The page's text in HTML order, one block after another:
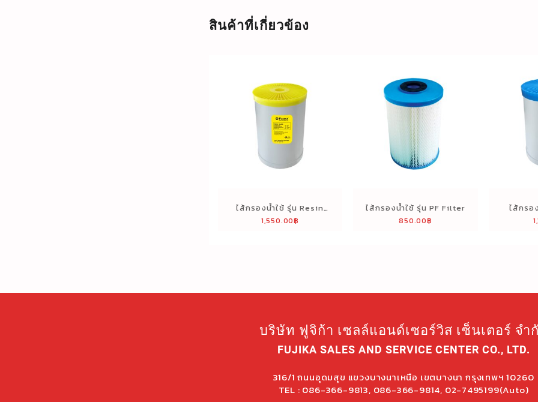
สินค้าที่เกี่ยวข้อง
ไส้กรองน้ำใช้ รุ่น Resin
Filter
1,550.00฿
ไส้กรองน้ำใช้ รุ่น PF Filter
850.00฿
ไส้กรอ
บริษัท ฟูจิก้า เซลล์แอนด์เซอร์วิส เซ็นเตอร์ จำ
FUJIKA SALES AND SERVICE CENTER CO., LTD.
316/1 ถนนอุดมสุข แขวงบางนาเหนือ เขตบางนา กรุงเทพฯ 10260
TEL : 086-366-9813, 086-366-9814, 02-7495199(Auto)